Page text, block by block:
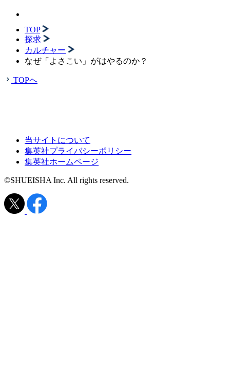
TOP
探求
カルチャー
なぜ「よさこい」がはやるのか？
TOPへ
当サイトについて
集英社プライバシーポリシー
集英社ホームページ
©SHUEISHA Inc. All rights reserved.